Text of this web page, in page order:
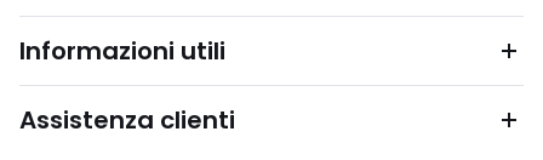
Informazioni utili
Assistenza clienti